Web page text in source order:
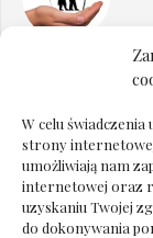
W celu
strony
umożliwiają nam
internetowej oraz
uzyskaniu Twojej
do dokonywania